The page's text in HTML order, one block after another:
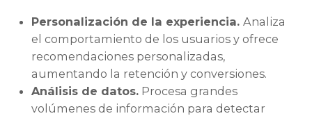
Personalización de la experiencia. Analiza
el comportamiento de los usuarios y ofrece
recomendaciones personalizadas,
aumentando la retención y conversiones.
Análisis de datos.Procesa grandes
volúmenes de información para detectar